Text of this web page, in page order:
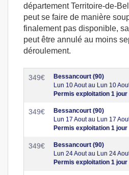
département Territoire-de-
peut se faire de manière
finalement pas disponible,
peut être annulé au moins
déroulement.
349€
Bessancourt (90)
Lun 10 Aout au Lun 10
Permis exploitation 1 jour
349€
Bessancourt (90)
Lun 17 Aout au Lun 17
Permis exploitation 1 jour
349€
Bessancourt (90)
Lun 24 Aout au Lun 24
Permis exploitation 1 jour